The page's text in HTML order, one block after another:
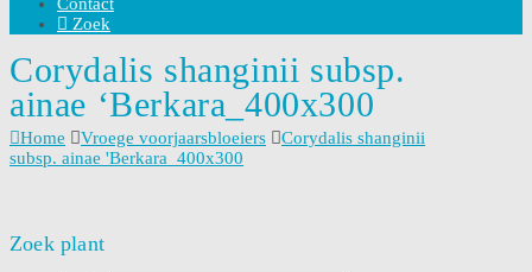
Zoek
Corydalis shanginii subsp.
ainae ‘Berkara_400x300
Home Vroege voorjaarsbloeiers
Corydalis shanginii
subsp. ainae 'Berkara_400x300
Zoek plant